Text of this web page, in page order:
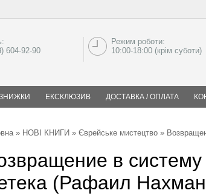
604-92-90
Режим роботи:
10:00-18:00 (крім суботи)
ЗНИЖКИ ЕКСКЛЮЗИВ ДОСТАВКА / ОПЛАТА
» НОВІ КНИГИ » Єврейське мистецтво »
в
(Рафаил